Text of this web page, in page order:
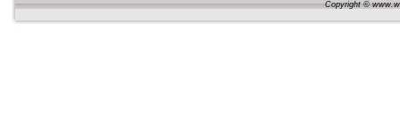
Copyright ©